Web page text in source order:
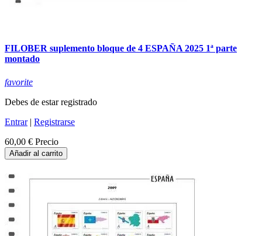
FILOBER suplemento bloque de 4 ESPAÑA 2025 1ª parte
montado
favorite
Debes de estar registrado
Entrar| Registrarse
60,00 € Precio
Añadir al carrito